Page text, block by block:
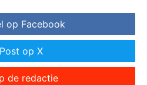
op Facebook
Post op X
de redactie